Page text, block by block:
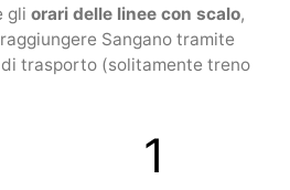
gli orari delle linee con scalo,
Sangano tramite
trasporto (solitamente treno
1